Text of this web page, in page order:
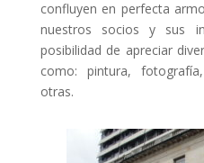
confluyen en perfecta
nuestros socios y sus
posibilidad de apreciar
como: pintura,
otras.